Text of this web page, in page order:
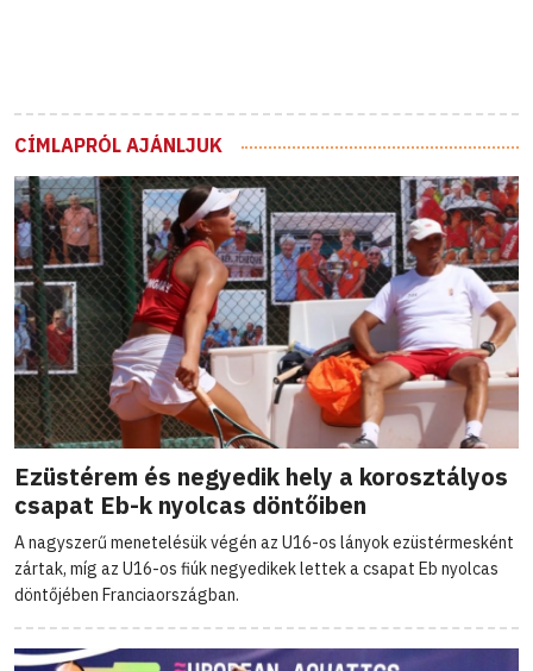
CÍMLAPRÓL AJÁNLJUK
Ezüstérem és negyedik hely a korosztályos
csapat Eb-k nyolcas döntőiben
A nagyszerű menetelésük végén az U16-os lányok ezüstérmesként
zártak, míg az U16-os fiúk negyedikek lettek a csapat Eb nyolcas
döntőjében Franciaországban.